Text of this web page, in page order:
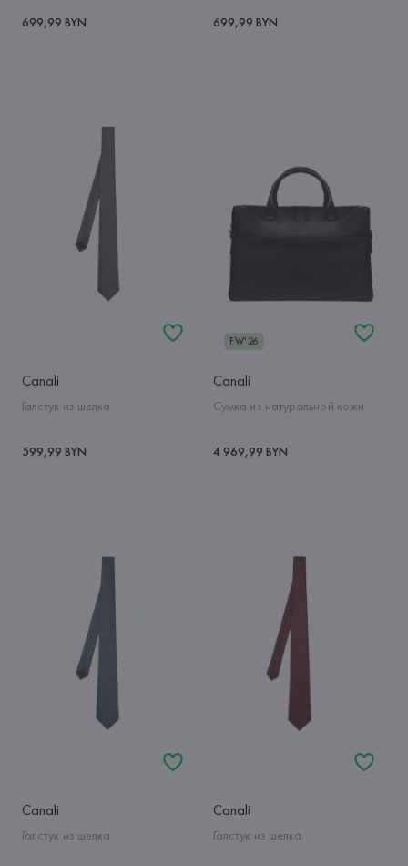
699,99 BYN 699,99 BYN
Canali
Галстук из шелка
599,99 BYN
FW'26
Canali
Сумка из натуральной кожи
4 969,99 BYN
Canali
Галстук из шелка
Canali
Галстук из шелка